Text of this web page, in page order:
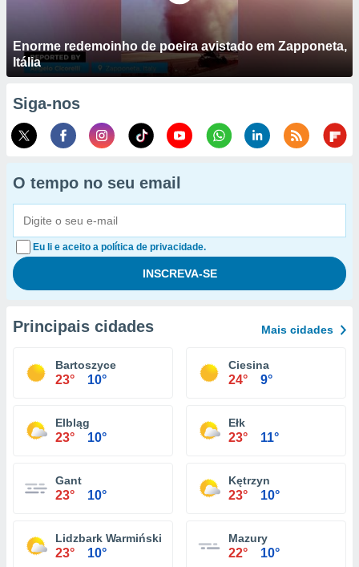
Enorme redemoinho de poeira avistado em Zapponeta,
Itália
Siga-nos
O tempo no seu email
Eu li e aceito a política de privacidade.
Principais cidades Mais cidades
Bartoszyce
23° 10°
Ciesina
24° 9°
Elbląg
23° 10°
Ełk
23° 11°
Gant
23° 10°
Kętrzyn
23° 10°
Lidzbark Warmiński
23° 10°
Mazury
22° 10°